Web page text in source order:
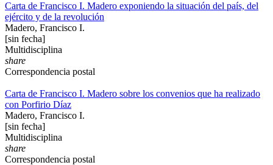
Carta de Francisco I. Madero exponiendo la situación del país, del
ejército y de la revolución
Madero, Francisco I.
[sin fecha]
Multidisciplina
share
Correspondencia postal
Carta de Francisco I. Madero sobre los convenios que ha realizado
con Porfirio Díaz
Madero, Francisco I.
[sin fecha]
Multidisciplina
share
Correspondencia postal